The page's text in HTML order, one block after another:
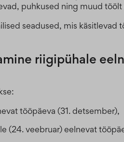
puhkused ning muud
seadused, mis käsitlevad
riigipühale
tööpäeva (31. detsember),
(24. veebruar) eelnevat